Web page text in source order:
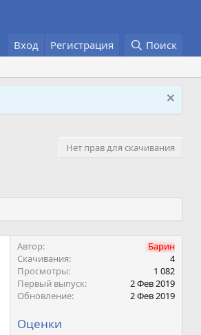
Вход Регистрация Поиск
Нет прав для скачивания
Автор
Барин
Скачивания
4
Просмотры
1 082
Первый выпуск
2 Фев 2019
Обновление
2 Фев 2019
Оценки